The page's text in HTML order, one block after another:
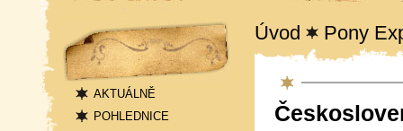
Navigace
AKTUÁLNĚ
POHLEDNICE
Úvod Pony
Pony Express